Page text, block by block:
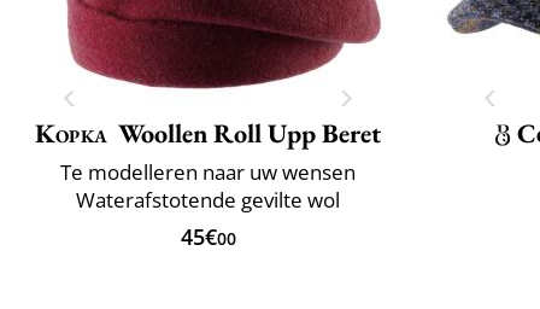
Kopka Woollen Roll Upp Beret
Te modelleren naar uw wensen
Waterafstotende gevilte wol
45€00